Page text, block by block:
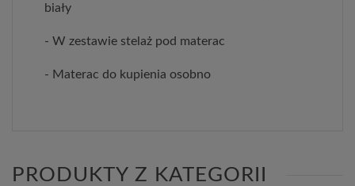
biały
- W zestawie stelaż pod materac
- Materac do kupienia osobno
PRODUKTY Z KATEGORII